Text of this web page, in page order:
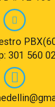
301 560